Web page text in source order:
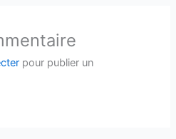
pour publier un